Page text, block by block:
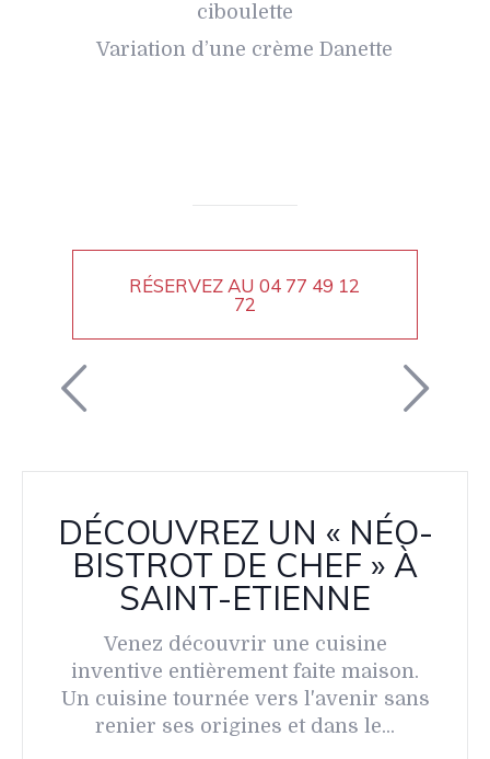
ciboulette
Variation d’une crème Danette
RÉSERVEZ AU04 77 49 12
72
DÉCOUVREZ UN « NÉO-
BISTROT DE CHEF » À
SAINT-ETIENNE
Venez découvrir une cuisine
inventive entièrement faite maison.
Un cuisine tournée vers l'avenir sans
renier ses origines et dans le...